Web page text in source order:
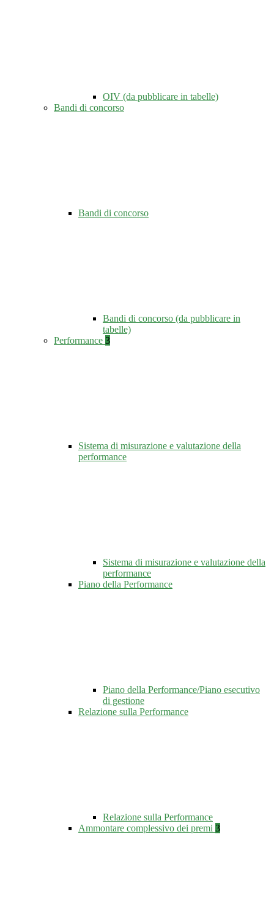
OIV (da pubblicare in tabelle)
Bandi di concorso
Bandi di concorso
Bandi di concorso (da pubblicare in
tabelle)
Performance 3
Sistema di misurazione e valutazione della
performance
Sistema di misurazione e valutazione della
performance
Piano della Performance
Piano della Performance/Piano esecutivo
di gestione
Relazione sulla Performance
Relazione sulla Performance
Ammontare complessivo dei premi 3